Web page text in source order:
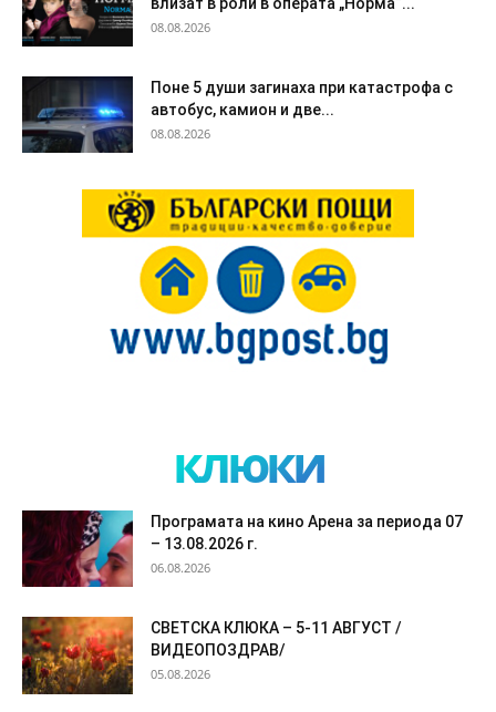
08.08.2026
Поне 5 души загинаха при катастрофа с
автобус, камион и две...
08.08.2026
клюки
Програмата на кино Арена за периода 07
– 13.08.2026 г.
06.08.2026
СВЕТСКА КЛЮКА – 5-11 АВГУСТ /
ВИДЕОПОЗДРАВ/
05.08.2026